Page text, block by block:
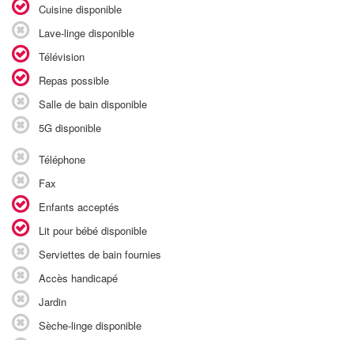
Cuisine disponible
Lave-linge disponible
Télévision
Repas possible
Salle de bain disponible
5G disponible
Téléphone
Fax
Enfants acceptés
Lit pour bébé disponible
Serviettes de bain fournies
Accès handicapé
Jardin
Sèche-linge disponible